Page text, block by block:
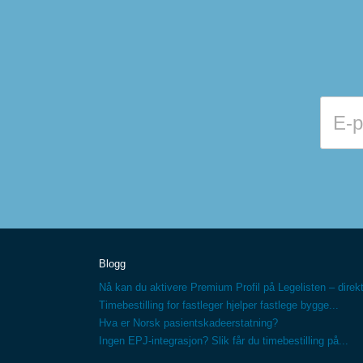
Blogg
Nå kan du aktivere Premium Profil på Legelisten –
Timebestilling for fastleger hjelper fastlege bygge...
Hva er Norsk pasientskadeerstatning?
Ingen EPJ-integrasjon? Slik får du timebestilling på...